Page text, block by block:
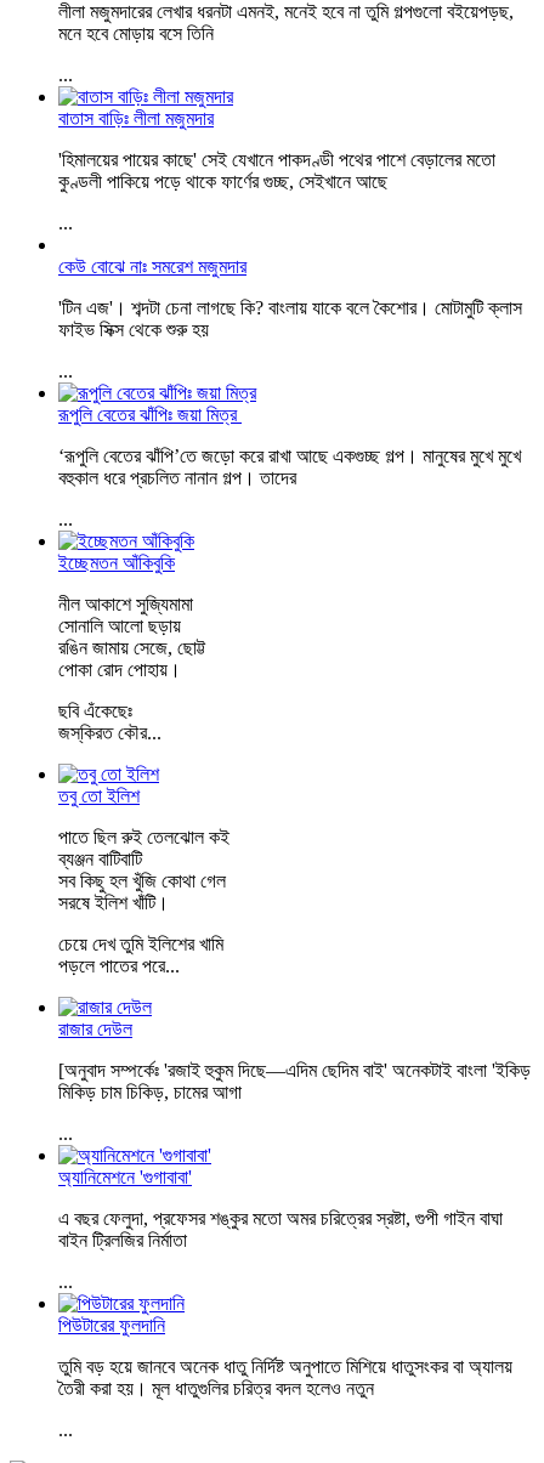
লীলা মজুমদারের লেখার ধরনটা এমনই, মনেই হবে না তুমি গল্পগুলো বইয়েপড়ছ,
মনে হবে মোড়ায় বসে তিনি
...
বাতাস বাড়িঃ লীলা মজুমদার
'হিমালয়ের পায়ের কাছে' সেই যেখানে পাকদণ্ডী পথের পাশে বেড়ালের মতো
কুণ্ডলী পাকিয়ে পড়ে থাকে ফার্ণের গুচ্ছ, সেইখানে আছে
...
কেউ বোঝে নাঃ সমরেশ মজুমদার
'টিন এজ'। শব্দটা চেনা লাগছে কি? বাংলায় যাকে বলে কৈশোর। মোটামুটি ক্লাস
ফাইভ সিক্স থেকে শুরু হয়
...
রূপুলি বেতের ঝাঁপিঃ জয়া মিত্র
‘রূপুলি বেতের ঝাঁপি’তে জড়ো করে রাখা আছে একগুচ্ছ গল্প। মানুষের মুখে মুখে
বহুকাল ধরে প্রচলিত নানান গল্প। তাদের
...
ইচ্ছেমতন আঁকিবুকি
নীল আকাশে সুজ্যিমামা
সোনালি আলো ছড়ায়
রঙিন জামায় সেজে, ছোট্ট
পোকা রোদ পোহায়।
ছবি এঁকেছেঃ
জস্‌কিরত কৌর...
তবু তো ইলিশ
পাতে ছিল রুই তেলঝোল কই
ব্যঞ্জন বাটিবাটি
সব কিছু হল খুঁজি কোথা গেল
সরষে ইলিশ খাঁটি।
চেয়ে দেখ তুমি ইলিশের খামি
পড়লে পাতের পরে...
রাজার দেউল
[অনুবাদ সম্পর্কেঃ 'রজাই হুকুম দিছে—এদিম ছেদিম বাই' অনেকটাই বাংলা 'ইকিড়
মিকিড় চাম চিকিড়, চামের আগা
...
অ্যানিমেশনে 'গুগাবাবা'
এ বছর ফেলুদা, প্রফেসর শঙ্কুর মতো অমর চরিত্রের স্রষ্টা, গুপী গাইন বাঘা
বাইন ট্রিলজির নির্মাতা
...
পিউটারের ফুলদানি
তুমি বড় হয়ে জানবে অনেক ধাতু নির্দিষ্ট অনুপাতে মিশিয়ে ধাতুসংকর বা অ্যালয়
তৈরী করা হয়। মূল ধাতুগুলির চরিত্র বদল হলেও নতুন
...